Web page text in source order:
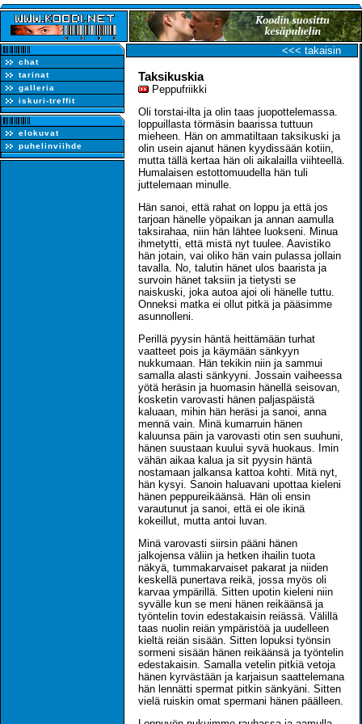
chat
tarinat
galleria
iskuri-treffit
elokuvat
puhelinviihde
<<< takaisin
Taksikuskia
Peppufriikki
Oli torstai-ilta ja olin taas juopottelemassa.
loppuillasta törmäsin baarissa tuttuun
mieheen. Hän on ammatiltaan taksikuski ja
olin usein ajanut hänen kyydissään kotiin,
mutta tällä kertaa hän oli aikalailla viihteellä.
Humalaisen estottomuudella hän tuli
juttelemaan minulle.
Hän sanoi, että rahat on loppu ja että jos
tarjoan hänelle yöpaikan ja annan aamulla
taksirahaa, niin hän lähtee luokseni. Minua
ihmetytti, että mistä nyt tuulee. Aavistiko
hän jotain, vai oliko hän vain pulassa jollain
tavalla. No, talutin hänet ulos baarista ja
survoin hänet taksiin ja tietysti se
naiskuski, joka autoa ajoi oli hänelle tuttu.
Onneksi matka ei ollut pitkä ja pääsimme
asunnolleni.
Perillä pyysin häntä heittämään turhat
vaatteet pois ja käymään sänkyyn
nukkumaan. Hän tekikin niin ja sammui
samalla alasti sänkyyni. Jossain vaiheessa
yötä heräsin ja huomasin hänellä seisovan,
kosketin varovasti hänen paljaspäistä
kaluaan, mihin hän heräsi ja sanoi, anna
mennä vain. Minä kumarruin hänen
kaluunsa päin ja varovasti otin sen suuhuni,
hänen suustaan kuului syvä huokaus. Imin
vähän aikaa kalua ja sit pyysin häntä
nostamaan jalkansa kattoa kohti. Mitä nyt,
hän kysyi. Sanoin haluavani upottaa kieleni
hänen peppureikäänsä. Hän oli ensin
varautunut ja sanoi, että ei ole ikinä
kokeillut, mutta antoi luvan.
Minä varovasti siirsin pääni hänen
jalkojensa väliin ja hetken ihailin tuota
näkyä, tummakarvaiset pakarat ja niiden
keskellä punertava reikä, jossa myös oli
karvaa ympärillä. Sitten upotin kieleni niin
syvälle kun se meni hänen reikäänsä ja
työntelin tovin edestakaisin reiässä. Välillä
taas nuolin reiän ympäristöä ja uudelleen
kieltä reiän sisään. Sitten lopuksi työnsin
sormeni sisään hänen reikäänsä ja työntelin
edestakaisin. Samalla vetelin pitkiä vetoja
hänen kyrvästään ja karjaisun saattelemana
hän lennätti spermat pitkin sänkyäni. Sitten
vielä ruiskin omat spermani hänen päälleen.